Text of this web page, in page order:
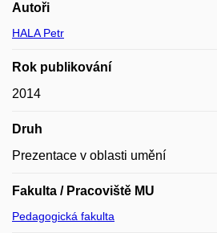
Autoři
HALA Petr
Rok publikování
2014
Druh
Prezentace v oblasti umění
Fakulta / Pracoviště MU
Pedagogická fakulta